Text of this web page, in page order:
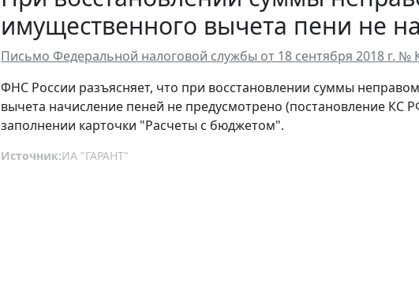
имущественного вычета пени не
Письмо Федеральной налоговой службы от 18 сентября 2018 г. №
ФНС России разъясняет, что при восстановлении суммы
вычета начисление пеней не предусмотрено (постановление КС
заполнении карточки "Расчеты с бюджетом".
Источник:ИА "ГАРАНТ"